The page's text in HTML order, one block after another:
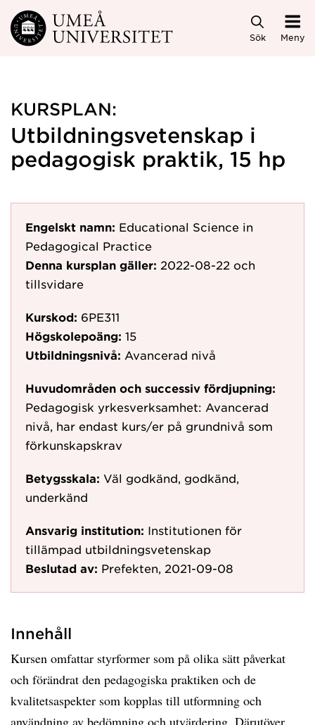
Hoppa direkt till innehållet
Sök Meny
KURSPLAN:
Utbildningsvetenskap i
pedagogisk praktik, 15 hp
Engelskt namn: Educational Science in
Pedagogical Practice
Denna kursplan gäller: 2022-08-22 och
tillsvidare
Kurskod: 6PE311
Högskolepoäng: 15
Utbildningsnivå: Avancerad nivå
Huvudområden och successiv fördjupning:
Pedagogisk yrkesverksamhet: Avancerad
nivå, har endast kurs/er på grundnivå som
förkunskapskrav
Betygsskala: Väl godkänd, godkänd,
underkänd
Ansvarig institution: Institutionen för
tillämpad utbildningsvetenskap
Beslutad av: Prefekten, 2021-09-08
Innehåll
Kursen omfattar styrformer som på olika sätt påverkat
och förändrat den pedagogiska praktiken och de
kvalitetsaspekter som kopplas till utformning och
användning av bedömning och utvärdering. Därutöver